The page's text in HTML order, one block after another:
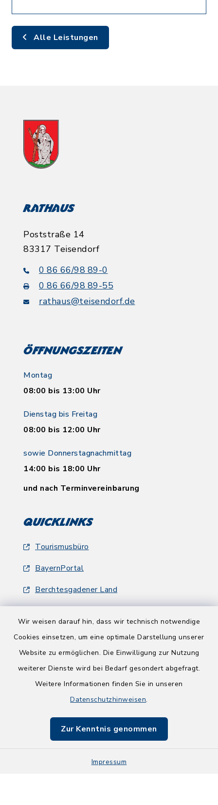
Wir weisen darauf hin, dass wir technisch notwendige
Cookies einsetzen, um eine optimale Darstellung unserer
Website zu ermöglichen. Die Einwilligung zur Nutzung
weiterer Dienste wird bei Bedarf gesondert abgefragt.
Weitere Informationen finden Sie in unseren
Datenschutzhinweisen.
Zur Kenntnis genommen
Impressum
Alle Leistungen
Rathaus
Poststraße 14
83317 Teisendorf
0 86 66/98 89-0
0 86 66/98 89-55
rathaus@teisendorf.de
Öffnungszeiten
Montag
08:00 bis 13:00 Uhr
Dienstag bis Freitag
08:00 bis 12:00 Uhr
sowie Donnerstagnachmittag
14:00 bis 18:00 Uhr
und nach Terminvereinbarung
Quicklinks
Tourismusbüro
BayernPortal
Berchtesgadener Land
Barrierefreiheit
Impressum
Sitemap